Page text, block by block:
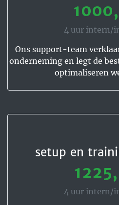
4 uur intern/
Ons support-team
onderneming en legt de
optimaliseren
setup en
4 uur intern/